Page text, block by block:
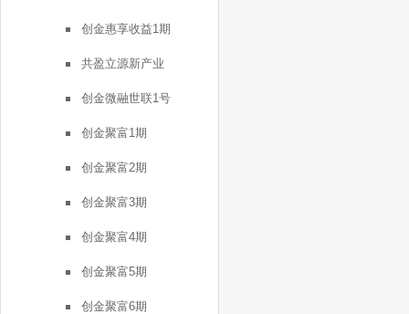
创金惠享收益1期
共盈立源新产业
创金微融世联1号
创金聚富1期
创金聚富2期
创金聚富3期
创金聚富4期
创金聚富5期
创金聚富6期